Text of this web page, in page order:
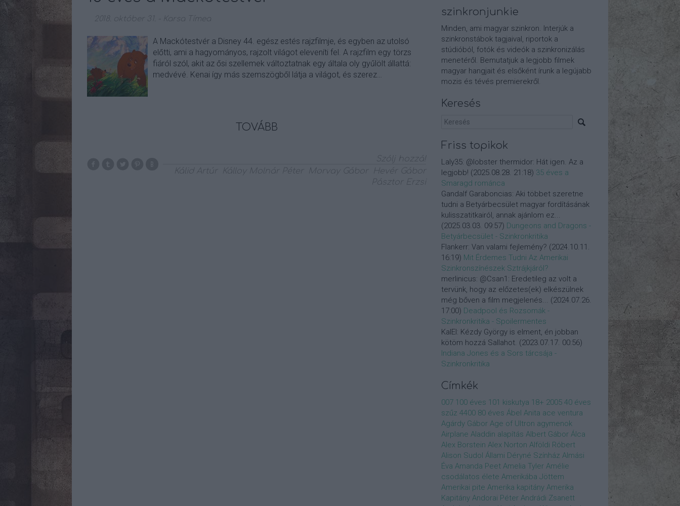
2018. október 31. Karsa Tímea
A Mackótestvér a Disney 44. egész estés rajzfilmje, és egyben az utolsó
előtti, ami a hagyományos, rajzolt világot eleveníti fel. A rajzfilm egy törzs
fiáról szól, akit az ősi szellemek változtatnak egy általa oly gyűlölt állattá:
medvévé. Kenai így más szemszögből látja a világot, és szerez…
TOVÁBB
Szólj hozzá!
Kálid Artúr
Kálloy Molnár Péter Morvay Gábor
Hevér Gábor
Pásztor Erzsi
szinkronjunkie
Minden, ami magyar szinkron. Interjúk a
szinkronstábok tagjaival, riportok a
stúdióból, fotók és videók a szinkronizálás
menetéről. Bemutatjuk a legjobb filmek
magyar hangjait és elsőként írunk a legújabb
mozis és tévés premierekről.
Keresés
Friss topikok
Laly35: @lobster thermidor: Hát igen. Az a
legjobb! (2025.08.28. 21:18) 35 éves a
Smaragd románca
Gandalf Garaboncias: Aki többet szeretne
tudni a Betyárbecsület magyar fordításának
kulisszatitkairól, annak ajánlom ez...
(2025.03.03. 09:57) Dungeons and Dragons -
Betyárbecsület - Szinkronkritika
Flankerr: Van valami fejlemény? (2024.10.11.
16:19) Mit Érdemes Tudni Az Amerikai
Szinkronszínészek Sztrájkjáról?
merlinicus: @Csan1: Eredetileg az volt a
tervünk, hogy az előzetes(ek) elkészülnek
még bőven a film megjelenés... (2024.07.26.
17:00) Deadpool és Rozsomák -
Szinkronkritika - Spoilermentes
KalEl: Kézdy György is elment, én jobban
kötöm hozzá Sallahot. (2023.07.17. 00:56)
Indiana Jones és a Sors tárcsája -
Szinkronkritika
Címkék
007 100 éves 101 kiskutya 18+ 2005 40 éves
szűz 4400 80 éves Ábel Anita ace ventura
Agárdy Gábor Age of Ultron agymenok
Airplane Aladdin alapítás Albert Gábor Álca
Alex Borstein Alex Norton Alföldi Róbert
Alison Sudol Állami Déryné Színház Almási
Éva Amanda Peet Amelia Tyler Amélie
csodálatos élete Amerikába Jöttem
Amerikai pite Amerika kapitány Amerika
Kapitány Andorai Péter Andrádi Zsanett